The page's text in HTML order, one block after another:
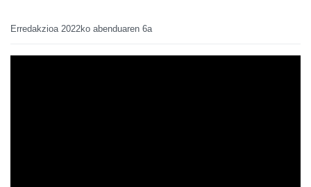
Erredakzioa 2022ko abenduaren 6a